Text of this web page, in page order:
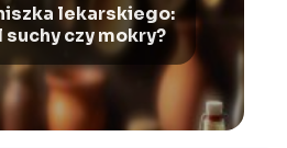
lekarskiego:
suchy czy mokry?